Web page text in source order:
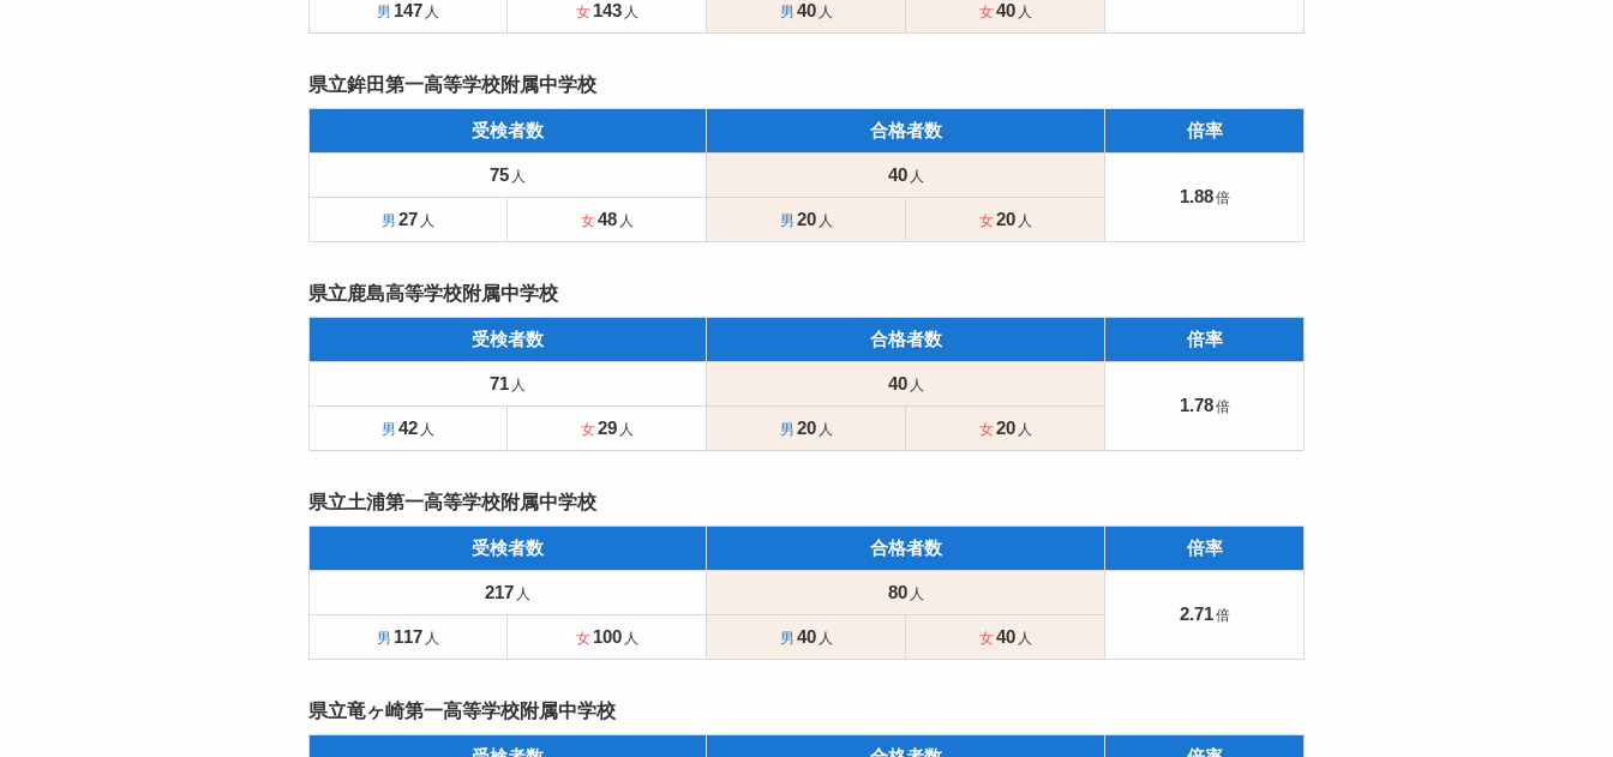
147
143 40 40
県立鉾田第一高等学校附属中学校
受検者数 合格者数 倍率
75
40
1.88
27
48 20 20
県立鹿島高等学校附属中学校
受検者数 合格者数 倍率
71
40
1.78
42
29 20 20
県立土浦第一高等学校附属中学校
受検者数 合格者数 倍率
217
80
2.71
117
100 40 40
県立竜ヶ崎第一高等学校附属中学校